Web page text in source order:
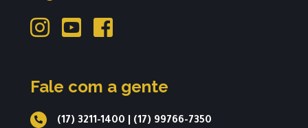
Fale com a gente
(17) 3211-1400 (17) 99766-7350